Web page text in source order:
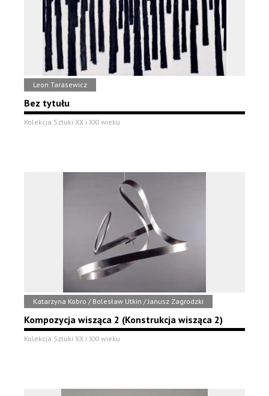
Leon Tarasewicz
Bez tytułu
Kolekcja Sztuki XX i XXI wieku
Katarzyna Kobro / Bolesław Utkin / Janusz Zagrodzki
Kompozycja wisząca 2 (Konstrukcja wisząca 2)
Kolekcja Sztuki XX i XXI wieku